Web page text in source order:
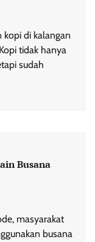
kopi di kalangan
tidak hanya
sudah
Busana
masyarakat
busana